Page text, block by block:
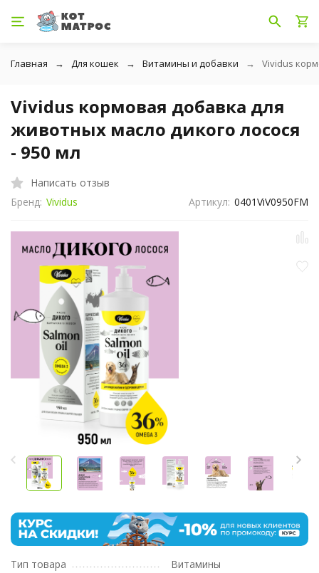
Главная Для кошек Витамины и добавки Vividus
Vividus кормовая добавка для
животных масло дикого лосося
- 950 мл
Написать отзыв
Бренд: Vividus Артикул: 0401ViV0950FM
Тип товара
Витамины